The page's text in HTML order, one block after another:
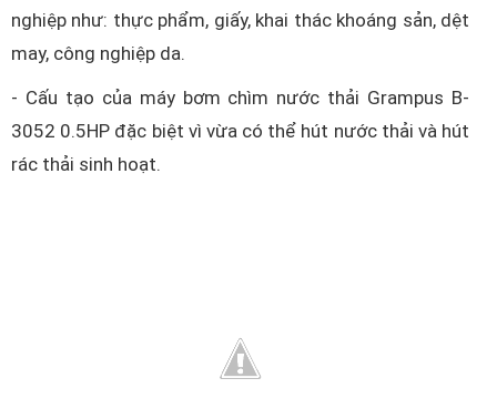
nghiệp như: thực phẩm, giấy, khai thác khoáng sản, dệt
may, công nghiệp da.
- Cấu tạo của máy bơm chìm nước thải Grampus B-
3052 0.5HP đặc biệt vì vừa có thể hút nước thải và hút
rác thải sinh hoạt.